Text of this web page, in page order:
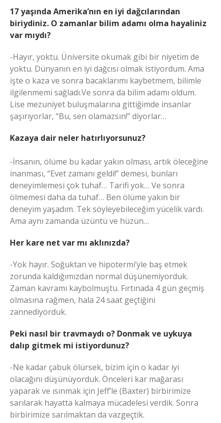
17 yaşında Amerika’nın en iyi dağcılarından
biriydiniz. O zamanlar bilim adamı olma hayaliniz
var mıydı?
-Hayır, yoktu. Üniversite okumak gibi bir niyetim de
yoktu. Dünyanın en iyi dağcısı olmak istiyordum. Ama
işte o kaza ve sonra bacaklarımı kaybetmem, bilimle
ilgilenmemi sağladı.Ve sonra da bilim adamı oldum.
Lise mezuniyet buluşmalarına gittiğimde insanlar
şaşırıyorlar, “Bu, sen olamazsın!” diyorlar…
Kazaya dair neler hatırlıyorsunuz?
-İnsanın, ölüme bu kadar yakın olması, artık öleceğine
inanması, “Evet zamanı geldi!” demesi, bunları
deneyimlemesi çok tuhaf… Tarifi yok… Ve sonra
ölmemesi daha da tuhaf… Ben ölüme yakın bir
deneyim yaşadım. Tek söyleyebileceğim yücelik vardı.
Ama aynı zamanda üzüntü ve hüzün…
Her kare net var mı aklınızda?
-Yok hayır. Soğuktan ve hipotermi’yle baş etmek
zorunda kaldığımızdan normal düşünemiyorduk.
Zaman kavramı kaybolmuştu. Fırtınada 4 gün geçmiş
olmasına rağmen, hala 24 saat geçtiğini
zannediyorduk.
Peki nasıl bir travmaydı o? Donmak ve uykuya
dalıp gitmek mi istiyordunuz?
-Ne kadar çabuk ölürsek, bizim için o kadar iyi
olacağını düşünüyorduk. Önceleri kar mağarası
yaparak ve ısınmak için Jeff’le (Baxter) birbirimize
sarılarak hayatta kalmaya mücadelesi verdik. Sonra
birbirimize sarılmaktan da vazgeçtik.